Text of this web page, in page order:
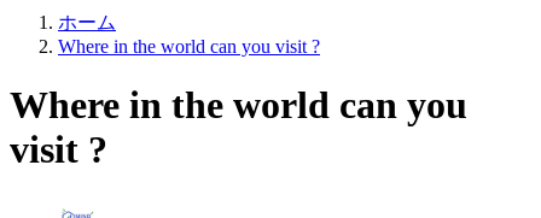
ホーム
Where in the world can you visit ?
Where in the world can you
visit ?